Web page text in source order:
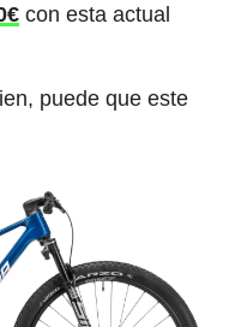
con esta actual
puede que este